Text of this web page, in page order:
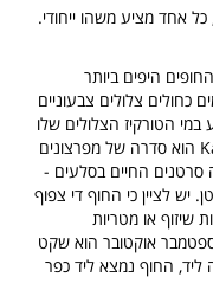
אחד מציע משהו ייחודי.
היפים ביותר
כחולים צלולים צבעוניים
במי הטורקיז הצלולים שלו
ובתצורות הסלע הייחודיות שלו, Kavourotripes הוא סדרה של מפרצונים
סרטנים החיים בסלעים -
יש לציין כי החוף די צפוף
שיזוף או מטריות
אוקטובר הוא שקט
החוף נמצא ליד כפר